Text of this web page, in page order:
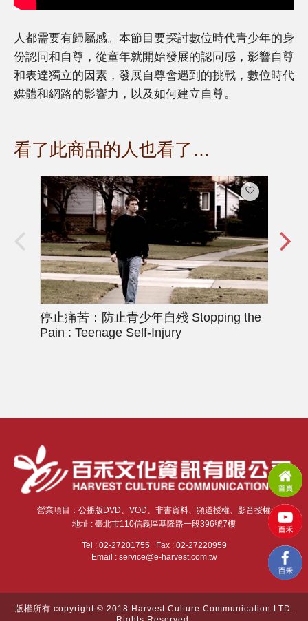
人都需要有歸屬感。本節目要探討數位時代青少年的身
份認同和自尊，從童年就開始發展的認同感，影響自尊
和表達獨立的因素，發展自尊會遇到的挑戰，數位時代
媒體和網路的影響力，以及如何建立自尊。
看了此商品的人也看了…
停止痛苦：防止青少年自殘 Stopping the
Pain : Teenage Self-Injury
營業項目：公播版DVD、VOD、非書資料、頻道授權、影音授權
地址 : 臺北市110信義區基隆路一段396號7樓
Tel : 02-27201755 Fax : 02-27220959
Email : service@e-harvest.com.tw
版權所有 copyright © 2018 Harvest Culture Communication LTD.